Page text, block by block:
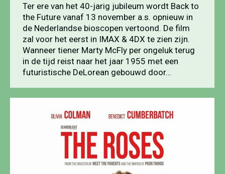
Ter ere van het 40-jarig jubileum wordt Back to
the Future vanaf 13 november a.s. opnieuw in
de Nederlandse bioscopen vertoond. De film
zal voor het eerst in IMAX & 4DX te zien zijn.
Wanneer tiener Marty McFly per ongeluk terug
in de tijd reist naar het jaar 1955 met een
futuristische DeLorean gebouwd door…